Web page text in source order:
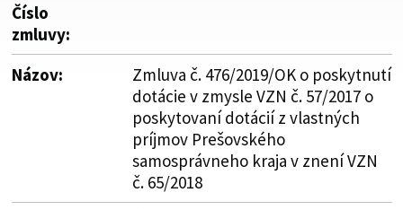
Číslo
zmluvy:
Názov:
Zmluva č. 476/2019/OK o poskytnutí
dotácie v zmysle VZN č. 57/2017 o
poskytovaní dotácií z vlastných
príjmov Prešovského
samosprávneho kraja v znení VZN
č. 65/2018